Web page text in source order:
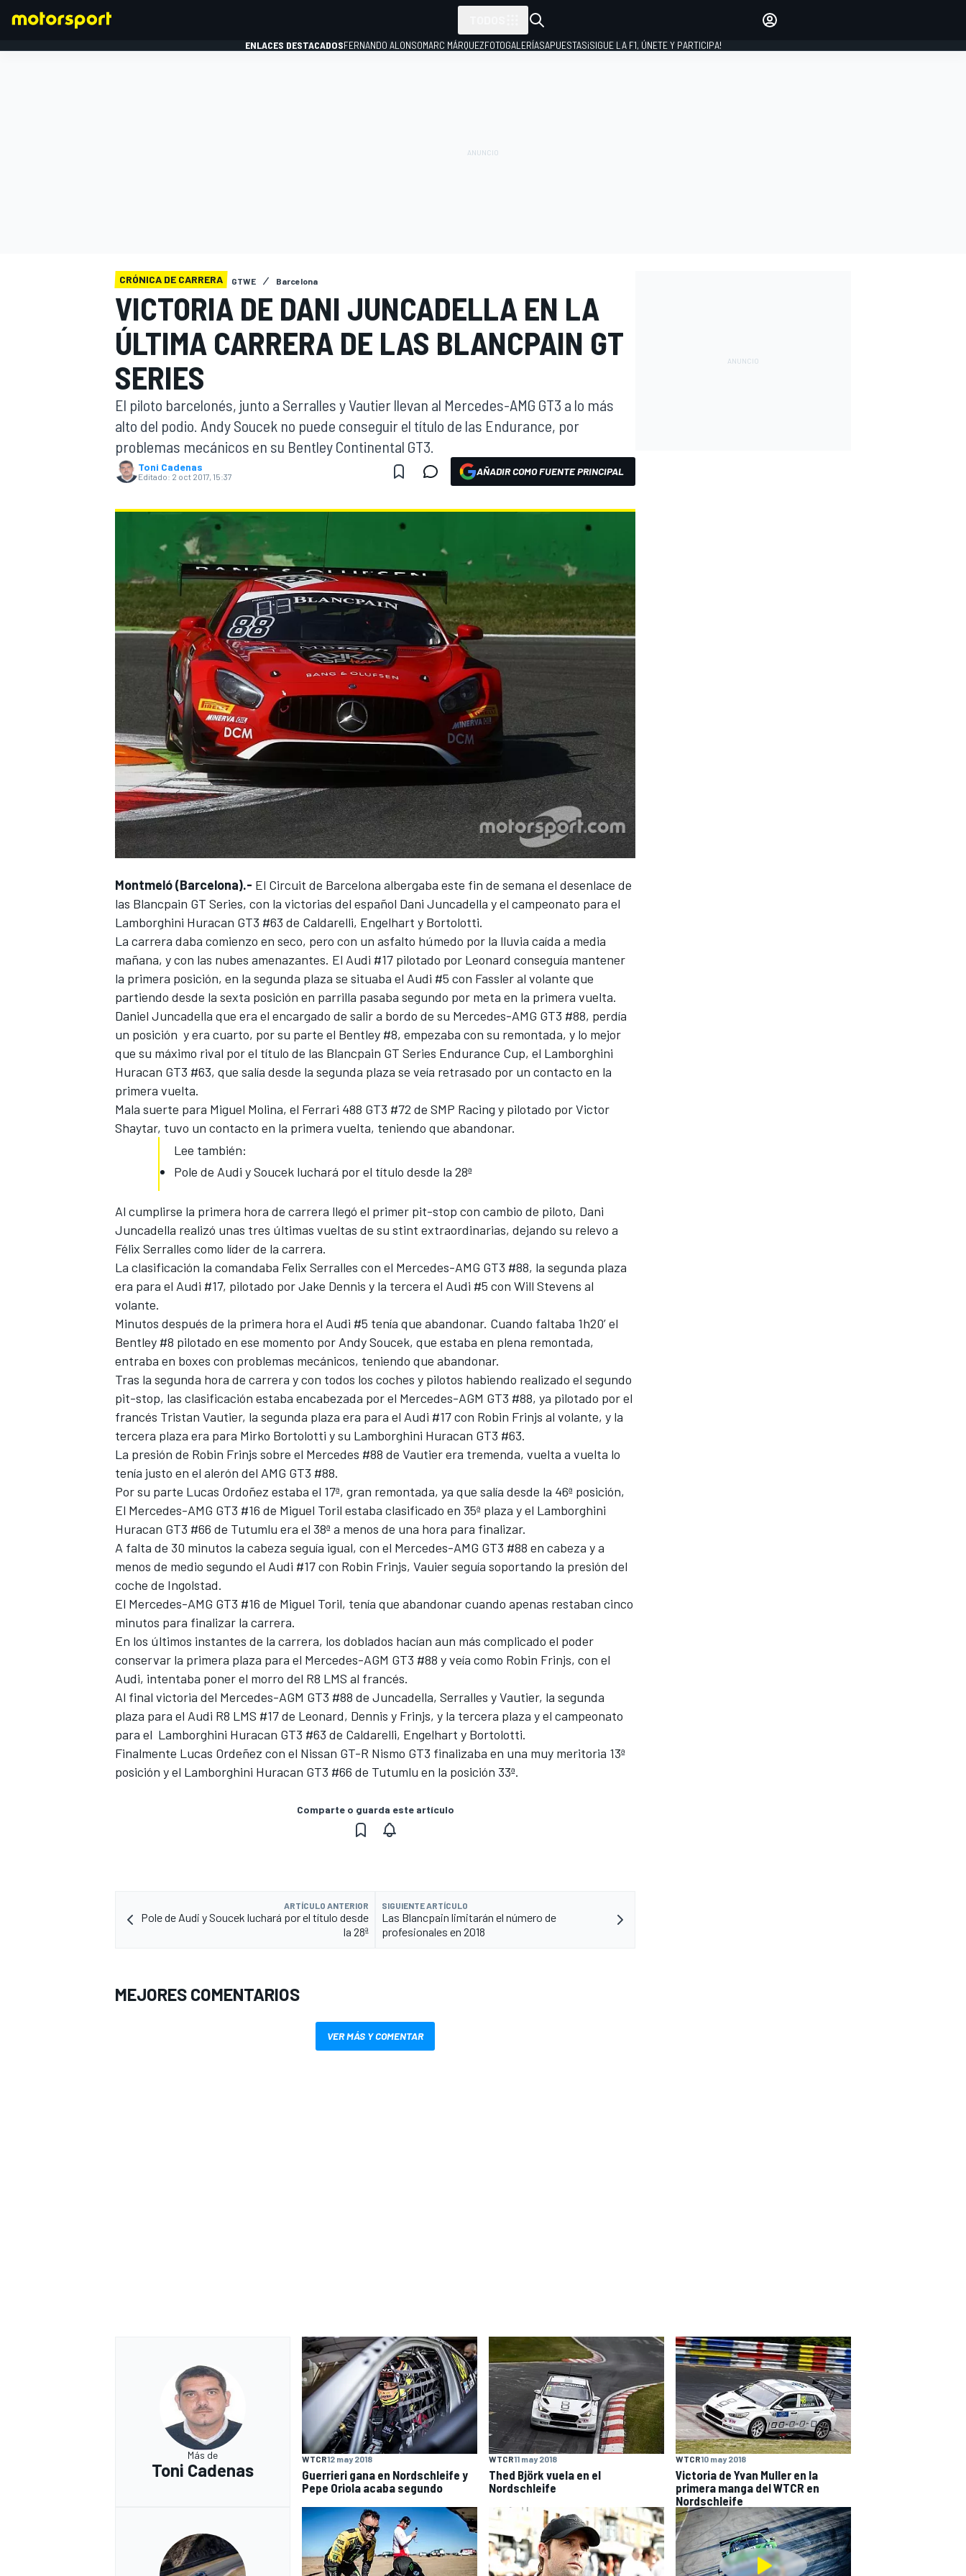
FÓRMULA E
MÁS CATEGORÍAS
ENLACES DESTACADOSFERNANDO ALONSOMARC MÁRQUEZFOTOGALERÍASAPUESTAS¡SIGUE LA F1, ÚNETE Y PARTICIPA!
CRÓNICA DE CARRERA GTWE Barcelona
VICTORIA DE DANI JUNCADELLA EN LA
ÚLTIMA CARRERA DE LAS BLANCPAIN GT
SERIES
El piloto barcelonés, junto a Serralles y Vautier llevan al Mercedes-AMG GT3 a lo más
alto del podio. Andy Soucek no puede conseguir el título de las Endurance, por
problemas mecánicos en su Bentley Continental GT3.
Toni Cadenas
Editado: 2 oct 2017, 15:37 AÑADIR COMO FUENTE PRINCIPAL
Montmeló (Barcelona).- El Circuit de Barcelona albergaba este fin de semana el desenlace de
las Blancpain GT Series, con la victorias del español Dani Juncadella y el campeonato para el
Lamborghini Huracan GT3 #63 de Caldarelli, Engelhart y Bortolotti.
La carrera daba comienzo en seco, pero con un asfalto húmedo por la lluvia caída a media
mañana, y con las nubes amenazantes. El Audi #17 pilotado por Leonard conseguía mantener
la primera posición, en la segunda plaza se situaba el Audi #5 con Fassler al volante que
partiendo desde la sexta posición en parrilla pasaba segundo por meta en la primera vuelta.
Daniel Juncadella que era el encargado de salir a bordo de su Mercedes-AMG GT3 #88, perdía
un posición y era cuarto, por su parte el Bentley #8, empezaba con su remontada, y lo mejor
que su máximo rival por el título de las Blancpain GT Series Endurance Cup, el Lamborghini
Huracan GT3 #63, que salía desde la segunda plaza se veía retrasado por un contacto en la
primera vuelta.
Mala suerte para Miguel Molina, el Ferrari 488 GT3 #72 de SMP Racing y pilotado por Victor
Shaytar, tuvo un contacto en la primera vuelta, teniendo que abandonar.
Lee también:
Pole de Audi y Soucek luchará por el título desde la 28ª
Al cumplirse la primera hora de carrera llegó el primer pit-stop con cambio de piloto, Dani
Juncadella realizó unas tres últimas vueltas de su stint extraordinarias, dejando su relevo a
Félix Serralles como líder de la carrera.
La clasificación la comandaba Felix Serralles con el Mercedes-AMG GT3 #88, la segunda plaza
era para el Audi #17, pilotado por Jake Dennis y la tercera el Audi #5 con Will Stevens al
volante.
Minutos después de la primera hora el Audi #5 tenía que abandonar. Cuando faltaba 1h20’ el
Bentley #8 pilotado en ese momento por Andy Soucek, que estaba en plena remontada,
entraba en boxes con problemas mecánicos, teniendo que abandonar.
Tras la segunda hora de carrera y con todos los coches y pilotos habiendo realizado el segundo
pit-stop, las clasificación estaba encabezada por el Mercedes-AGM GT3 #88, ya pilotado por el
francés Tristan Vautier, la segunda plaza era para el Audi #17 con Robin Frinjs al volante, y la
tercera plaza era para Mirko Bortolotti y su Lamborghini Huracan GT3 #63.
La presión de Robin Frinjs sobre el Mercedes #88 de Vautier era tremenda, vuelta a vuelta lo
tenía justo en el alerón del AMG GT3 #88.
Por su parte Lucas Ordoñez estaba el 17ª, gran remontada, ya que salía desde la 46ª posición,
El Mercedes-AMG GT3 #16 de Miguel Toril estaba clasificado en 35ª plaza y el Lamborghini
Huracan GT3 #66 de Tutumlu era el 38ª a menos de una hora para finalizar.
A falta de 30 minutos la cabeza seguía igual, con el Mercedes-AMG GT3 #88 en cabeza y a
menos de medio segundo el Audi #17 con Robin Frinjs, Vauier seguía soportando la presión del
coche de Ingolstad.
El Mercedes-AMG GT3 #16 de Miguel Toril, tenía que abandonar cuando apenas restaban cinco
minutos para finalizar la carrera.
En los últimos instantes de la carrera, los doblados hacían aun más complicado el poder
conservar la primera plaza para el Mercedes-AGM GT3 #88 y veía como Robin Frinjs, con el
Audi, intentaba poner el morro del R8 LMS al francés.
Al final victoria del Mercedes-AGM GT3 #88 de Juncadella, Serralles y Vautier, la segunda
plaza para el Audi R8 LMS #17 de Leonard, Dennis y Frinjs, y la tercera plaza y el campeonato
para el Lamborghini Huracan GT3 #63 de Caldarelli, Engelhart y Bortolotti.
Finalmente Lucas Ordeñez con el Nissan GT-R Nismo GT3 finalizaba en una muy meritoria 13ª
posición y el Lamborghini Huracan GT3 #66 de Tutumlu en la posición 33ª.
Comparte o guarda este artículo
ARTÍCULO ANTERIOR
Pole de Audi y Soucek luchará por el título desde
la 28ª
SIGUIENTE ARTÍCULO
Las Blancpain limitarán el número de
profesionales en 2018
MEJORES COMENTARIOS
VER MÁS Y COMENTAR
Más de
Toni Cadenas
WTCR12 may 2018
Guerrieri gana en Nordschleife y
Pepe Oriola acaba segundo
WTCR11 may 2018
Thed Björk vuela en el
Nordschleife
WTCR10 may 2018
Victoria de Yvan Muller en la
primera manga del WTCR en
Nordschleife